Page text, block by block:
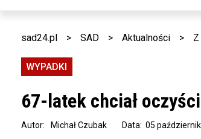
sad24.pl > SAD > Aktualności > Z
WYPADKI
67-latek chciał
Data: 05
Autor: Michał Czubak